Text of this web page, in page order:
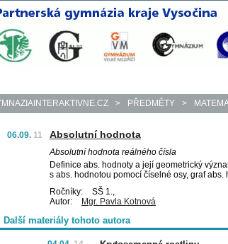
> PŘEDMĚTY >
06.09. 11 Absolutní hodnota
Absolutní hodnota reálného čísla
Definice abs. hodnoty a její geometrický
s abs. hodnotou pomocí číselné osy, graf abs.
Ročníky:
SŠ 1.,
Autor:
Mgr. Pavla Kotnová
Další materiály tohoto autora